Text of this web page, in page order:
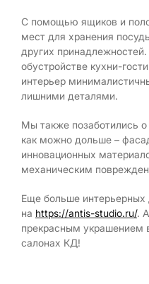
С помощью ящиков и
мест для хранения
других
обустройстве кухни-
интерьер
лишними деталями.
Мы также позаботились
как можно дольше –
инновационных
механическим
Еще больше интерьерных
на https://antis-studio.ru/.
прекрасным украшением
салонах КД!